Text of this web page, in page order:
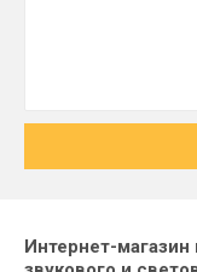
Интернет-